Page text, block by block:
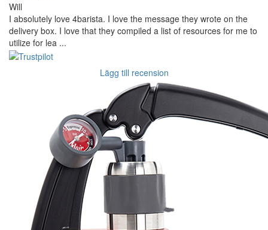
Will
I absolutely love 4barista. I love the message they wrote on the
delivery box. I love that they compiled a list of resources for me to
utilize for lea ...
Lägg till recension